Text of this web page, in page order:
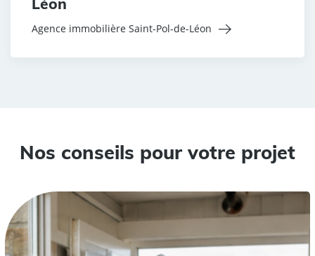
Agence immobilière Saint-Pol-de-Léon
Nos conseils pour votre projet